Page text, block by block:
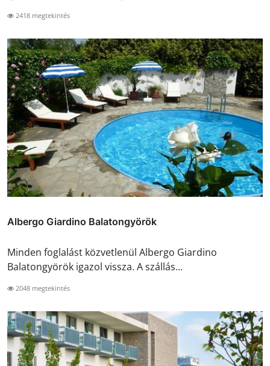
2418 megtekintés
Albergo Giardino Balatongyörök
Minden foglalást közvetlenül Albergo Giardino
Balatongyörök igazol vissza. A szállás...
2048 megtekintés